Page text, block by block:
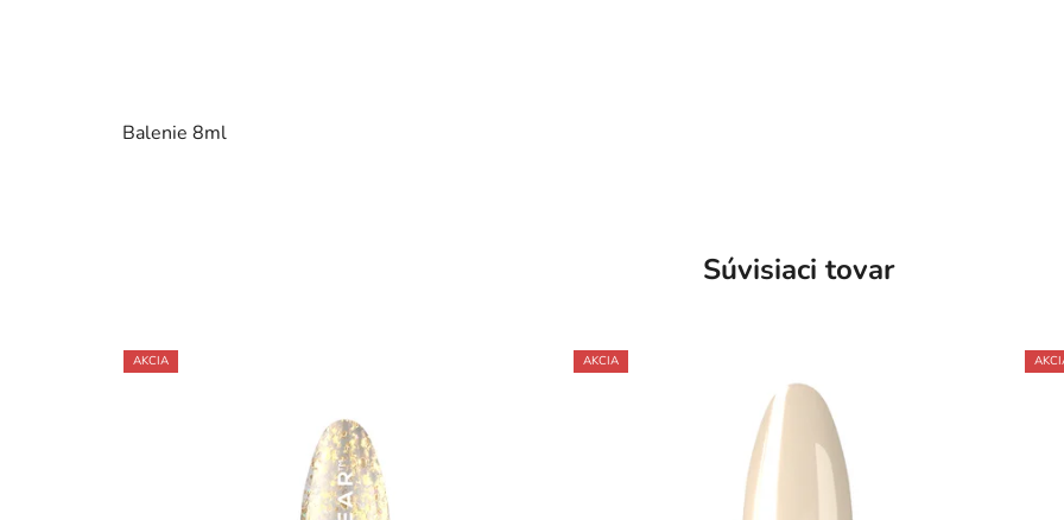
Balenie 8ml
Súvisiaci tovar
AKCIA AKCIA